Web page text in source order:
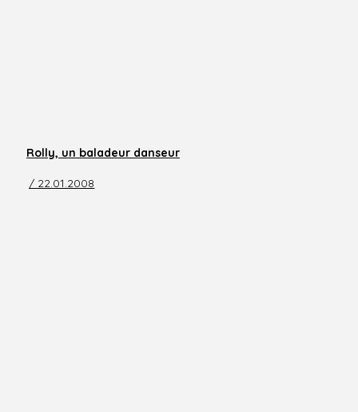
Rolly, un baladeur danseur
/ 22.01.2008